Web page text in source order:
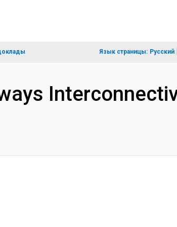
Язык страницы: Русский